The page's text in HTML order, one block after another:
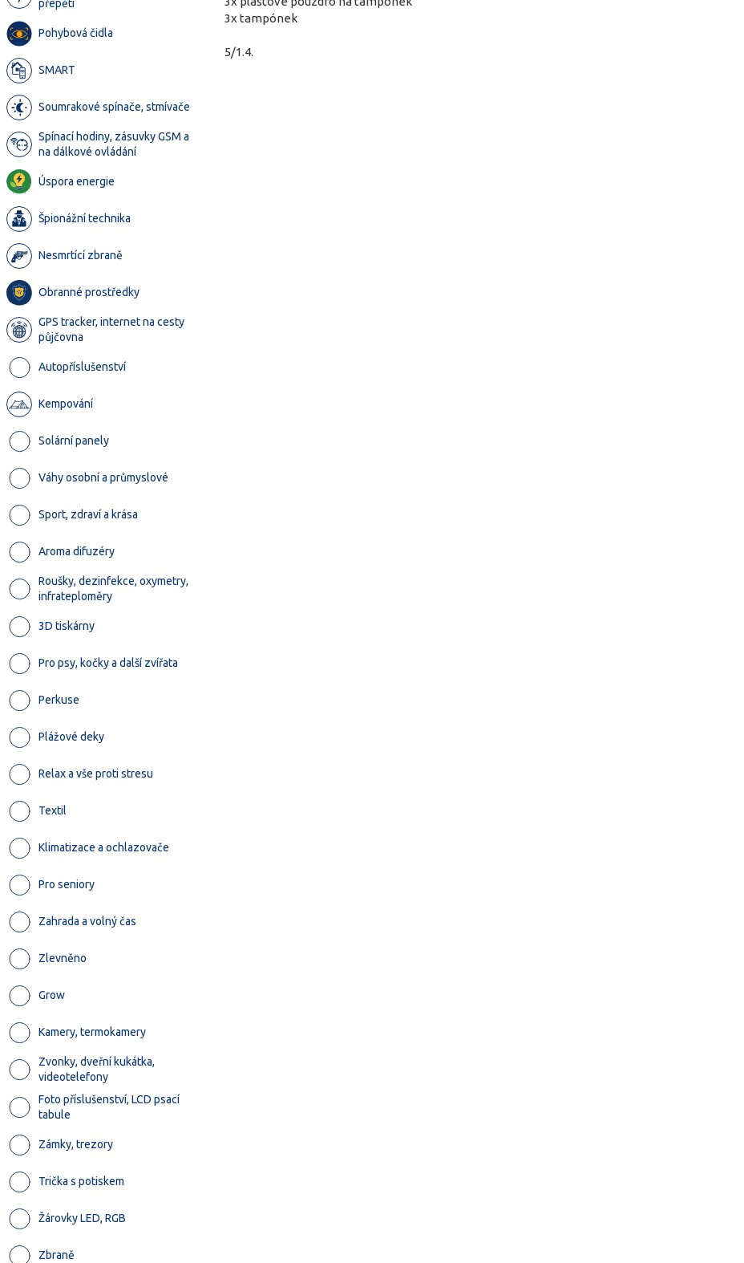
přepětí
Pohybová čidla
SMART
Soumrakové spínače, stmívače
Spínací hodiny, zásuvky GSM a
na dálkové ovládání
Úspora energie
Špionážní technika
Nesmrtící zbraně
Obranné prostředky
GPS tracker, internet na cesty
půjčovna
Autopříslušenství
Kempování
Solární panely
Váhy osobní a průmyslové
Sport, zdraví a krása
Aroma difuzéry
Roušky, dezinfekce, oxymetry,
infrateploměry
3D tiskárny
Pro psy, kočky a další zvířata
Perkuse
Plážové deky
Relax a vše proti stresu
Textil
Klimatizace a ochlazovače
Pro seniory
Zahrada a volný čas
Zlevněno
Grow
Kamery, termokamery
Zvonky, dveřní kukátka,
videotelefony
Foto příslušenství, LCD psací
tabule
Zámky, trezory
Trička s potiskem
Žárovky LED, RGB
Zbraně
3x tampónek
5/1.4.